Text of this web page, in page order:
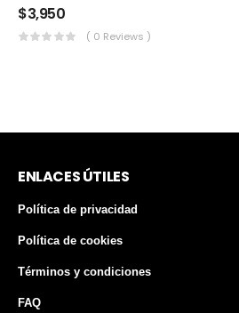
$3,950
( 0 Reviews )
ENLACES ÚTILES
Política de privacidad
Política de cookies
Términos y condiciones
FAQ